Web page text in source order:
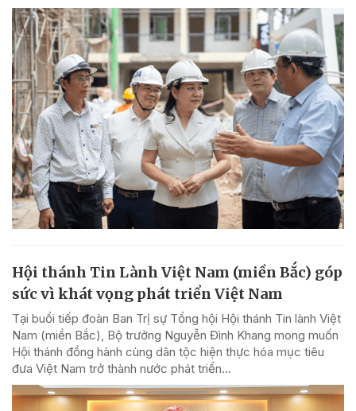
Hội thánh Tin Lành Việt Nam (miền Bắc) góp
sức vì khát vọng phát triển Việt Nam
Tại buổi tiếp đoàn Ban Trị sự Tổng hội Hội thánh Tin lành Việt
Nam (miền Bắc), Bộ trưởng Nguyễn Đình Khang mong muốn
Hội thánh đồng hành cùng dân tộc hiện thực hóa mục tiêu
đưa Việt Nam trở thành nước phát triển...